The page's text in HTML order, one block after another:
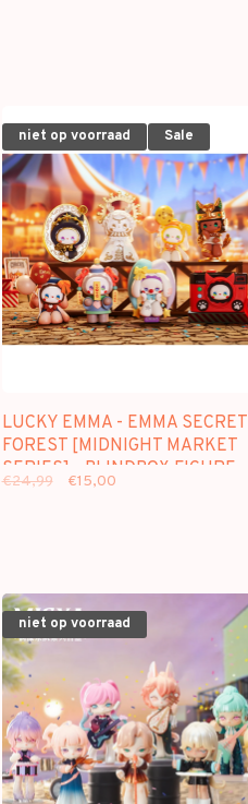
niet op voorraad Sale
LUCKY EMMA - EMMA SECRET
FOREST [MIDNIGHT MARKET
SERIES] - BLINDBOX FIGURE
€24,99 €15,00
niet op voorraad